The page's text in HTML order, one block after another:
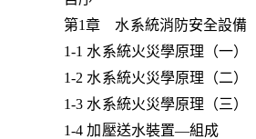
第1章 水系統消防安全設備
1-1 水系統火災學原理（一）
1-2 水系統火災學原理（二）
1-3 水系統火災學原理（三）
1-4 加壓送水裝置—組成